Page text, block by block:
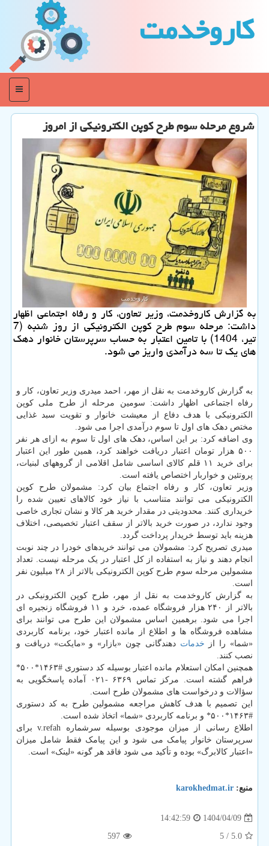
كاروخدمت
منو
شروع مرحله سوم طرح کوپن الکترونیکی از امروز
به گزارش کاروخدمت، وزیر تعاون، کار و رفاه اجتماعی اظهار
داشت: مرحله سوم طرح کوپن الکترونیکی از روز شنبه (7
تیر، 1404) با تامین اعتبار به حساب سرپرستان خانوار دهک
های یک تا سه درآمدی واریز می شود.
به گزارش کاروخدمت به نقل از مهر، احمد میدری وزیر تعاون، کار و
رفاه اجتماعی اظهار داشت: سومین مرحله از طرح ملی کوپن
الکترونیکی با هدف دفاع از معیشت خانوار و تقویت سبد غذایی
مختص دهک های اول تا سوم درآمدی اجرا می شود.
وی اضافه کرد: بر این اساس، دهک های اول تا سوم به ازای هر نفر
۵۰۰ هزار تومان اعتبار دریافت خواهند کرد، همین طور این اعتبار
برای خرید ۱۱ قلم کالای اساسی شامل اقلامی از گروههای لبنیات،
پروتئین و خواربار اختصاص یافته است.
وزیر تعاون، کار و رفاه اجتماع بیان کرد: مشمولان طرح کوپن
الکترونیکی می توانند متناسب با نیاز خود کالاهای تعیین شده را
خریداری کنند. محدودیتی در مقدار خرید هر کالا و نشان تجاری خاصی
وجود ندارد، در صورت خرید بالاتر از سقف اعتبار تخصیصی، اختلاف
هزینه باید توسط خریدار پرداخت گردد.
میدری تصریح کرد: مشمولان می توانند خریدهای خودرا در چند نوبت
انجام دهند و نیاز به استفاده از کل اعتبار در یک مرحله نیست. تعداد
مشمولین مرحله سوم طرح کوپن الکترونیکی بالاتر از ۲۸ میلیون نفر
است.
به گزارش کاروخدمت به نقل از مهر، طرح کوپن الکترونیکی در
بالاتر از ۲۴۰ هزار فروشگاه عمده، خرد و ۱۱ فروشگاه زنجیره ای
اجرا می شود. برهمین اساس مشمولان این طرح می توانند برای
مشاهده فروشگاه ها و اطلاع از مانده اعتبار خود، برنامه کاربردی
«شما» را از خدمات دهندگانی چون «بازار» و «مایکت» دریافت و
نصب کنند.
همچنین امکان استعلام مانده اعتبار بوسیله کد دستوری #۱۴۶۳*۵۰۰*
فراهم گشته است. مرکز تماس ۶۳۶۹ -۰۲۱ آماده پاسخگویی به
سؤالات و درخواست های مشمولان طرح است.
این تصمیم با هدف کاهش مراجعه مشمولین طرح به کد دستوری
#۱۴۶۳*۵۰۰* و برنامه کاربردی «شما» اتخاذ شده است.
اطلاع رسانی از میزان موجودی بوسیله سرشماره v.refah برای
سرپرستان خانوار پیامک می شود و این پیامک فقط شامل میزان
«اعتبار کالابرگ» بوده و تأکید می شود فاقد هر گونه «لینک» است.
منبع: karokhedmat.ir
1404/04/09
14:42:59
5.0
/ 5
597